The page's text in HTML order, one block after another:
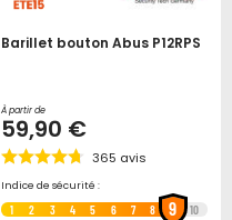
Barillet bouton Abus P12RPS
À partir de
59,90 €
365 avis
Indice de sécurité :
1 2 3 4 5 6 7 8 9 10